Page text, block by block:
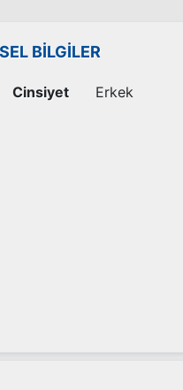
BİLGİLER
Cinsiyet Erkek